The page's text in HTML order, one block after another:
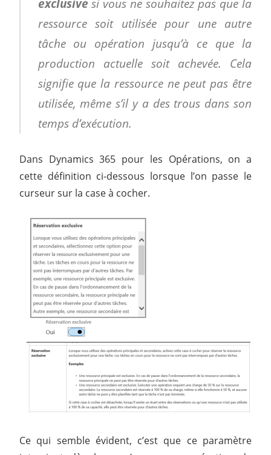
exclusive si vous ne souhaitez pas que la
ressource soit utilisée pour une autre
tâche ou opération jusqu’à ce que la
production actuelle soit achevée. Cela
signifie que la ressource ne peut pas être
utilisée, même s’il y a des trous dans son
temps d’exécution.
Dans Dynamics 365 pour les Opérations, on a
cette définition ci-dessous lorsque l’on passe le
curseur sur la case à cocher.
Ce qui semble évident, c’est que ce paramètre